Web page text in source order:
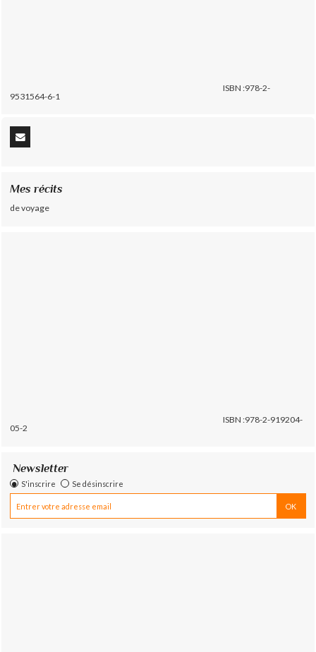
ISBN :978-2-
9531564-6-1
Mes récits
de voyage
ISBN :978-2-919204-
05-2
Newsletter
S'inscrire Se désinscrire